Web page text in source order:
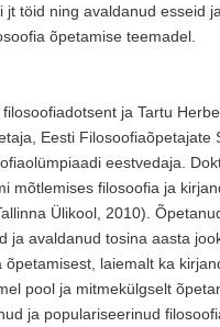
jt töid ning avaldanud esseid
õpetamise teemadel.
ja Tartu
Eesti Filosoofiaõpetajate
eestvedaja.
mõtlemises filosoofia ja
Ülikool, 2010).
ja avaldanud tosina aasta
õpetamisest, laiemalt ka
pool ja mitmekülgselt
ja populariseerinud